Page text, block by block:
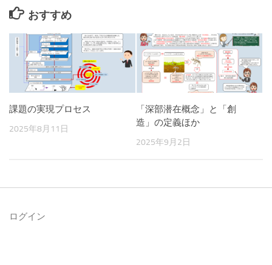
おすすめ
課題の実現プロセス
2025年8月11日
「深部潜在概念」と「創
造」の定義ほか
2025年9月2日
ログイン